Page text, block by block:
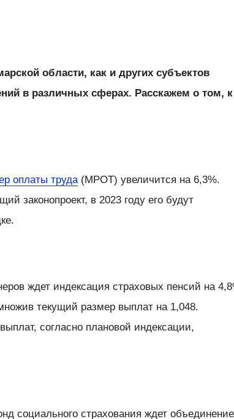
области, как и других субъектов
в различных сферах. Расскажем о том, к
оплаты труда(МРОТ) увеличится на 6,3%.
законопроект, в 2023 году его будут
ждет индексация страховых пенсий на
текущий размер выплат на 1,048.
согласно плановой индексации,
социального страхования ждет